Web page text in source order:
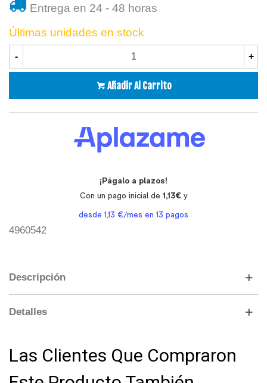
Entrega en 24 - 48 horas
Últimas unidades en stock
- +
Añadir Al Carrito
4960542
Descripción
Detalles
Las Clientes Que Compraron